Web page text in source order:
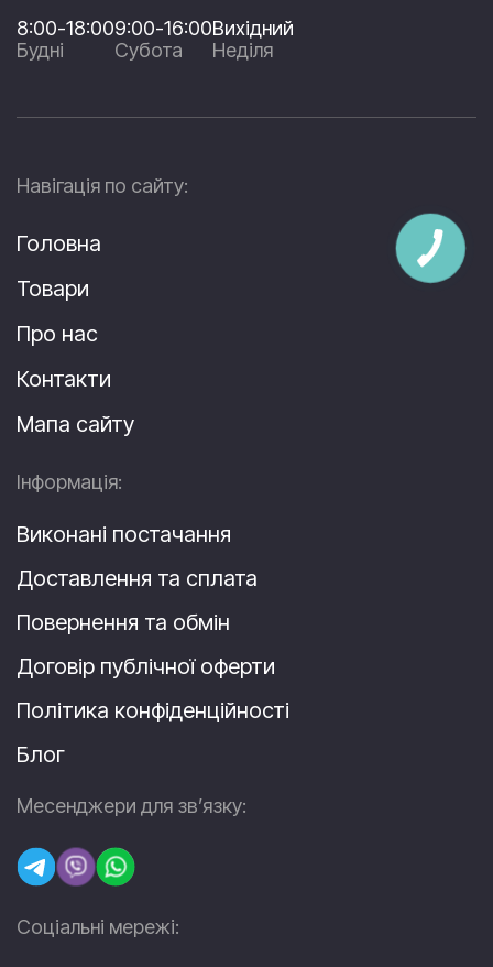
8:00-18:00
Будні
9:00-16:00
Субота
Вихідний
Неділя
Навігація по сайту:
Головна
Товари
Про нас
Контакти
Мапа сайту
Інформація:
Виконані постачання
Доставлення та сплата
Повернення та обмін
Договір публічної оферти
Політика конфіденційності
Блог
Месенджери для зв’язку:
Соціальні мережі: